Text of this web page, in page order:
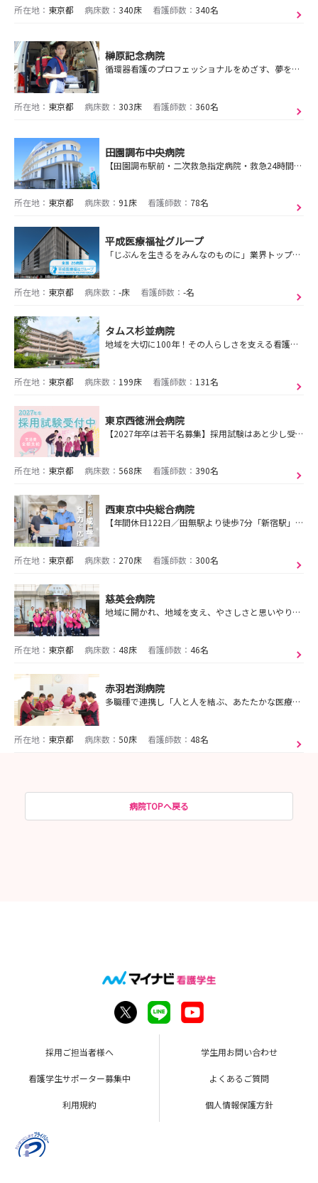
所在地： 東京都 病床数： 340床 看護師数： 340名
榊原記念病院
循環器看護のプロフェッショナルをめざす、夢を実現できます。（すべてのライフステージに循環器看護があります)
所在地： 東京都 病床数： 303床 看護師数： 360名
田園調布中央病院
【田園調布駅前・二次救急指定病院・救急24時間受入れ】地域に密着した医療の提供に努め、各種健診を行なっています。
所在地： 東京都 病床数： 91床 看護師数： 78名
平成医療福祉グループ
「じぶんを生きるをみんなのものに」業界トップクラスの給与水準！回復期を中心に急性期～在宅まで幅広く学べる！残業ほぼなし！1年目は夜勤なし＆手厚い年間教育で安心！
所在地： 東京都 病床数： -床 看護師数： -名
タムス杉並病院
地域を大切に100年！その人らしさを支える看護を実践
所在地： 東京都 病床数： 199床 看護師数： 131名
東京西徳洲会病院
【2027年卒は若干名募集】採用試験はあと少し受付中！交通費全額支給★エリア最大級の急性期病院！医療DXを進めることで、患者さんと向きあう時間を増やしています♪
所在地： 東京都 病床数： 568床 看護師数： 390名
西東京中央総合病院
【年間休日122日／田無駅より徒歩7分「新宿駅」まで電車で1本20分と良アクセス◎新築移転予定／ICT化で働きやすい環境】地域に寄り添う優しく強いチームづくり
所在地： 東京都 病床数： 270床 看護師数： 300名
慈英会病院
地域に開かれ、地域を支え、やさしさと思いやりがあふれる慢性期の病院です！
所在地： 東京都 病床数： 48床 看護師数： 46名
赤羽岩渕病院
多職種で連携し「人と人を結ぶ、あたたかな医療」を目指します！
所在地： 東京都 病床数： 50床 看護師数： 48名
病院TOPへ戻る
採用ご担当者様へ 学生用お問い合わせ
看護学生サポーター募集中 よくあるご質問
利用規約 個人情報保護方針